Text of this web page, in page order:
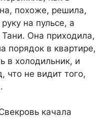
похоже, решила,
на пульсе, а
Она приходила,
порядок в квартире,
в холодильник, и
что не видит того,
качала